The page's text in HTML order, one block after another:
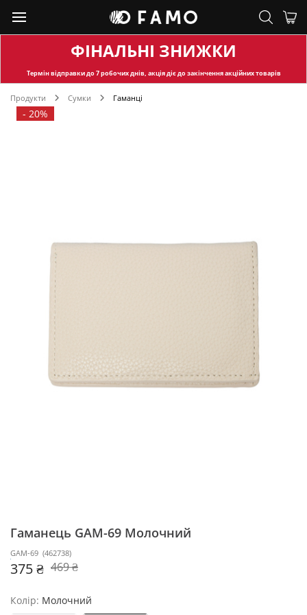
ФІНАЛЬНІ ЗНИЖКИ
Термін відправкидо 7 робочих днів, акція діє до закінчення акційних товарів
Продукти Сумки Гаманці
- 20%
Гаманець GAM-69 Молочний
GAM-69 (462738)
375 ₴ 469 ₴
Колір: Молочний